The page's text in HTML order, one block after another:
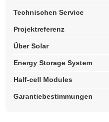
Technischen Service
Projektreferenz
Über Solar
Energy Storage System
Half-cell Modules
Garantiebestimmungen